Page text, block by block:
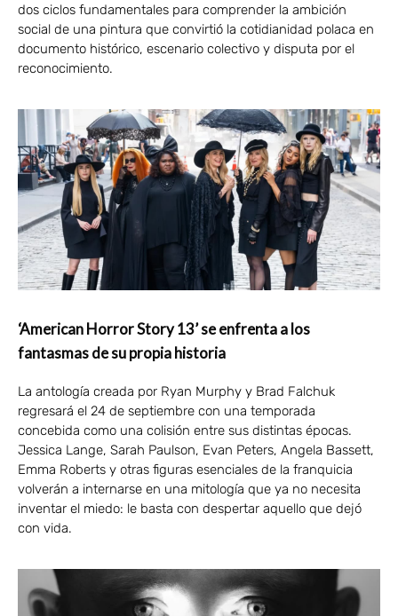
dos ciclos fundamentales para comprender la ambición
social de una pintura que convirtió la cotidianidad polaca en
documento histórico, escenario colectivo y disputa por el
reconocimiento.
‘American Horror Story 13’ se enfrenta a los
fantasmas de su propia historia
La antología creada por Ryan Murphy y Brad Falchuk
regresará el 24 de septiembre con una temporada
concebida como una colisión entre sus distintas épocas.
Jessica Lange, Sarah Paulson, Evan Peters, Angela Bassett,
Emma Roberts y otras figuras esenciales de la franquicia
volverán a internarse en una mitología que ya no necesita
inventar el miedo: le basta con despertar aquello que dejó
con vida.